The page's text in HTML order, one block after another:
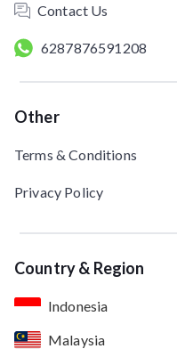
Contact Us
6287876591208
Other
Terms & Conditions
Privacy Policy
Country & Region
Indonesia
Malaysia